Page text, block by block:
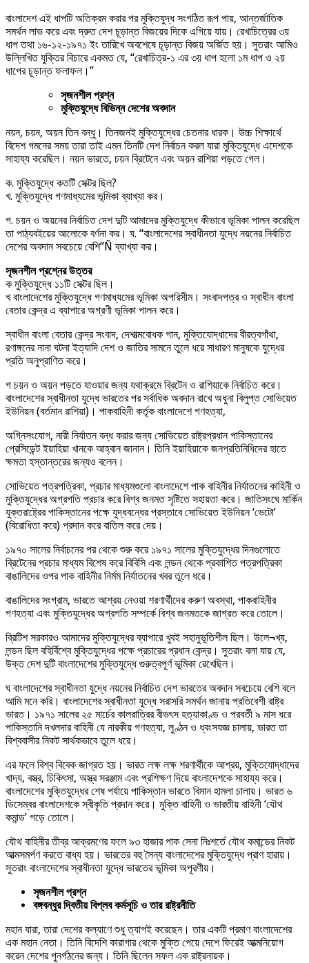
বাংলাদেশ এই ধাপটি অতিক্রম করার পর মুক্তিযুদ্ধ সংগঠিত রূপ পায়, আন্তর্জাতিক
সমর্থন লাভ করে এবং দ্রুত দেশ চূড়ান্ত বিজয়ের দিকে এগিয়ে যায়। রেখাচিত্রের ৩য়
ধাপ তথা ১৬-১২-১৯৭১ ইং তারিখে অবশেষে চূড়ান্ত বিজয় অর্জিত হয়। সুতরাং আমিও
উল্লিখিত যুক্তির বিচারে একমত যে, “রেখাচিত্র-১ এর ৩য় ধাপ হলো ১ম ধাপ ও ২য়
ধাপের চূড়ান্ত ফলাফল।”
সৃজনশীল প্রশ্ন
মুক্তিযুদ্ধে বিভিন্ন দেশের অবদান
নয়ন, চয়ন, অয়ন তিন বন্ধু। তিনজনই মুক্তিযুদ্ধের চেতনার ধারক। উচ্চ শিক্ষার্থে
বিদেশ গমনের সময় তারা তাই এমন তিনটি দেশ নির্বাচন করল যারা মুক্তিযুদ্ধে এদেশকে
সাহায্য করেছিল। নয়ন ভারতে, চয়ন ব্রিটেনে এবং অয়ন রাশিয়া পড়তে গেল।
ক. মুক্তিযুদ্ধে কতটি সেক্টর ছিল?
খ. মুক্তিযুদ্ধে গণমাধ্যমের ভূমিকা ব্যাখ্যা কর।
গ. চয়ন ও অয়নের নির্বাচিত দেশ দুটি আমাদের মুক্তিযুদ্ধে কীভাবে ভূমিকা পালন করেছিল
তা পাঠ্যবইয়ের আলোকে বর্ণনা কর। ঘ. “বাংলাদেশের স্বাধীনতা যুদ্ধে নয়নের নির্বাচিত
দেশের অবদান সবচেয়ে বেশি”Ñ ব্যাখ্যা কর।
সৃজনশীল প্রশ্নের উত্তর
ক মুক্তিযুদ্ধে ১১টি সেক্টর ছিল।
খ বাংলাদেশের মুক্তিযুদ্ধে গণমাধ্যমের ভূমিকা অপরিসীম। সংবাদপত্র ও স্বাধীন বাংলা
বেতার কেন্দ্র এ ব্যাপারে অগ্রণী ভূমিকা পালন করে।
স্বাধীন বাংলা বেতার কেন্দ্র সংবাদ, দেশাত্মবোধক গান, মুক্তিযোদ্ধাদের বীরত্বগাঁথা,
রণাঙ্গনের নানা ঘটনা ইত্যাদি দেশ ও জাতির সামনে তুলে ধরে সাধারণ মানুষকে যুদ্ধের
প্রতি অনুপ্রাণিত করে।
গ চয়ন ও অয়ন পড়তে যাওয়ার জন্য যথাক্রমে ব্রিটেন ও রাশিয়াকে নির্বাচিত করে।
বাংলাদেশের স্বাধীনতা যুদ্ধে ভারতের পর সর্বাধিক অবদান রাখে অধুনা বিলুপ্ত সোভিয়েত
ইউনিয়ন (বর্তমান রাশিয়া)। পাকবাহিনী কর্তৃক বাংলাদেশে গণহত্যা,
অগ্নিসংযোগ, নারী নির্যাতন বন্ধ করার জন্য সোভিয়েত রাষ্ট্রপ্রধান পাকিস্তানের
প্রেসিডেন্ট ইয়াহিয়া খানকে আহ্বান জানান। তিনি ইয়াহিয়াকে জনপ্রতিনিধিদের হাতে
ক্ষমতা হস্তান্তরের জন্যও বলেন।
সোভিয়েত পত্রপত্রিকা, প্রচার মাধ্যমগুলো বাংলাদেশে পাক বাহিনীর নির্যাতনের কাহিনী ও
মুক্তিযুদ্ধের অগ্রগতি প্রচার করে বিশ্ব জনমত সৃষ্টিতে সহায়তা করে। জাতিসংঘে মার্কিন
যুক্তরাষ্ট্রের পাকিস্তানের পক্ষে যুদ্ধবন্ধের প্রস্তাবে সোভিয়েত ইউনিয়ন ‘ভেটো’
(বিরোধিতা করে) প্রদান করে বাতিল করে দেয়।
১৯৭০ সালের নির্বাচনের পর থেকে শুরু করে ১৯৭১ সালের মুক্তিযুদ্ধের দিনগুলোতে
ব্রিটেনের প্রচার মাধ্যম বিশেষ করে বিবিসি এবং লন্ডন থেকে প্রকাশিত পত্রপত্রিকা
বাঙালিদের ওপর পাক বাহিনীর নির্মম নির্যাতনের খবর তুলে ধরে।
বাঙালিদের সংগ্রাম, ভারতে আশ্রয় নেওয়া শরণার্থীদের করুণ অবস্থা, পাকবাহিনীর
গণহত্যা এবং মুক্তিযুদ্ধের অগ্রগতি সম্পর্কে বিশ্ব জনমতকে জাগ্রত করে তোলে।
ব্রিটিশ সরকারও আমাদের মুক্তিযুদ্ধের ব্যাপারে খুবই সহানুভূতিশীল ছিল। উলে¬খ্য,
লন্ডন ছিল বহির্বিশ্বে মুক্তিযুদ্ধের পক্ষে প্রচারের প্রধান কেন্দ্র। সুতরাং বলা যায় যে,
উক্ত দেশ দুটি বাংলাদেশের মুক্তিযুদ্ধে গুরুত্বপূর্ণ ভূমিকা রেখেছিল।
ঘ বাংলাদেশের স্বাধীনতা যুদ্ধে নয়নের নির্বাচিত দেশ ভারতের অবদান সবচেয়ে বেশি বলে
আমি মনে করি। বাংলাদেশের স্বাধীনতা যুদ্ধে সরাসরি সমর্থন জানায় প্রতিবেশী রাষ্ট্র
ভারত। ১৯৭১ সালের ২৫ মার্চের কালরাত্রির বীভৎস হত্যাকাণ্ড ও পরবর্তী ৯ মাস ধরে
পাকিস্তানি দখলদার বাহিনী যে নারকীয় গণহত্যা, লুণ্ঠন ও ধ্বংসযজ্ঞ চালায়, ভারত তা
বিশ্ববাসীর নিকট সার্থকভাবে তুলে ধরে।
এর ফলে বিশ্ব বিবেক জাগ্রত হয়। ভারত লক্ষ লক্ষ শরণার্থীকে আশ্রয়, মুক্তিযোদ্ধাদের
খাদ্য, বস্ত্র, চিকিৎসা, অস্ত্র সরঞ্জাম এবং প্রশিক্ষণ দিয়ে বাংলাদেশকে সাহায্য করে।
বাংলাদেশের মুক্তিযুদ্ধের শেষ পর্যায়ে পাকিস্তান ভারতে বিমান হামলা চালায়। ভারত ৬
ডিসেম্বর বাংলাদেশকে স্বীকৃতি প্রদান করে। মুক্তি বাহিনী ও ভারতীয় বাহিনী ‘যৌথ
কমান্ড’ গড়ে তোলে।
যৌথ বাহিনীর তীব্র আক্রমণের ফলে ৯৩ হাজার পাক সেনা নিঃশর্তে যৌথ কমান্ডের নিকট
আত্মসমর্পণ করতে বাধ্য হয়। ভারতের বহু সৈন্য বাংলাদেশের মুক্তিযুদ্ধে প্রাণ হারায়।
সুতরাং বাংলাদেশের স্বাধীনতা যুদ্ধে ভারতের ভূমিকা অপূরণীয়।
সৃজনশীল প্রশ্ন
বঙ্গবন্ধুর দ্বিতীয় বিপ্লব কর্মসূচি ও তার রাষ্ট্রনীতি
মহান যারা, তারা দেশের কল্যাণে শুধু ত্যাগই করেছেন। তার একটি প্রমাণ বাংলাদেশের
এক মহান নেতা। তিনি বিদেশি কারাগার থেকে মুক্তি পেয়ে দেশে ফিরেই আত্মনিয়োগ
করেন দেশের পুনর্গঠনের জন্য। তিনি ছিলেন সফল এক রাষ্ট্রনায়ক।